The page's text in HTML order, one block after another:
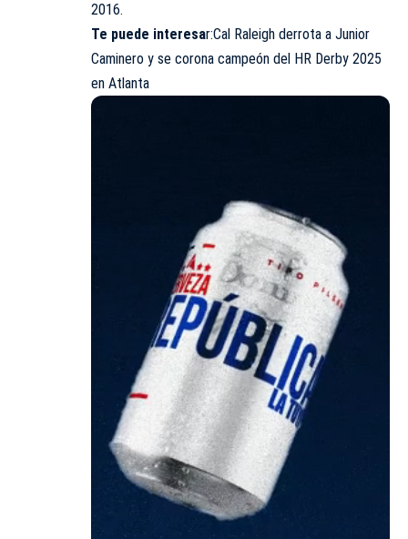
2016.
Te puede interesar:Cal Raleigh derrota a Junior
Caminero y se corona campeón del HR Derby 2025
en Atlanta